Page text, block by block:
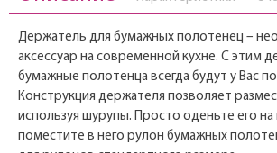
Держатель для бумажных полотенец –
аксессуар на современной кухне. С этим
бумажные полотенца всегда будут у Вас
Конструкция держателя позволяет
используя шурупы. Просто оденьте его на
поместите в него рулон бумажных